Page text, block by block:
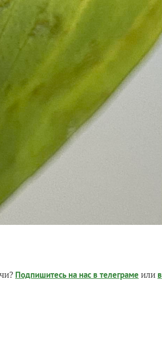
Подпишитесь на нас в телеграме или в